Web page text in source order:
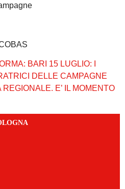
BARI 15 LUGLIO: I
DELLE CAMPAGNE
E’ IL MOMENTO